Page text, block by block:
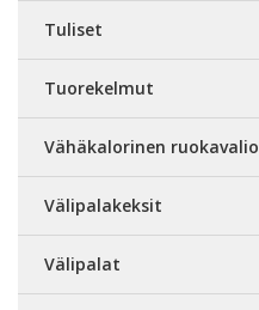
Tuliset
Tuorekelmut
Vähäkalorinen ruokavalio
Välipalakeksit
Välipalat